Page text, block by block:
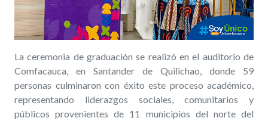
La ceremonia de graduación se realizó en el auditorio de
Comfacauca, en Santander de Quilichao, donde 59
personas culminaron con éxito este proceso académico,
representando liderazgos sociales, comunitarios y
públicos provenientes de 11 municipios del norte del